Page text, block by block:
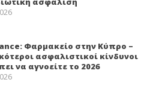
Φαρμακείο στην Κύπρο –
ασφαλιστικοί κίνδυνοι
να αγνοείτε το 2026